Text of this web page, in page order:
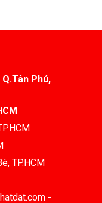
Phú,
TP.HCM
-